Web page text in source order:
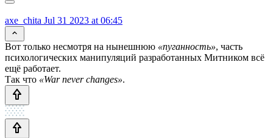
axe_chita Jul 31 2023 at 06:45
Вот только несмотря на нынешнюю «пуганность», часть
психологических манипуляций разработанных Митником всё
ещё работает.
Так что «War never changes».